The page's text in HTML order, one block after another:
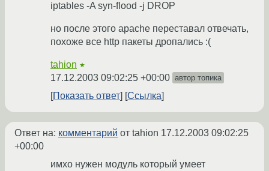
iptables -A syn-flood -j DROP
но после этого apache переставал отвечать,
похоже все http пакеты дропались :(
tahion ★
17.12.2003 09:02:25 +00:00 автор топика
Показать ответ Ссылка
Ответ на: комментарий от tahion 17.12.2003 09:02:25
+00:00
имхо нужен модуль который умеет